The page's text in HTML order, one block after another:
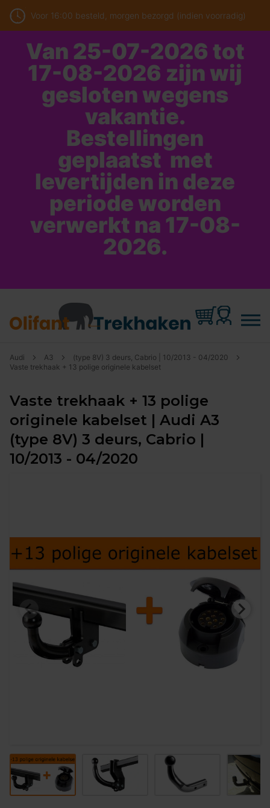
Voor 16:00 besteld, morgen bezorgd (indien voorradig)
Van 25-07-2026 tot
17-08-2026 zijn wij
gesloten wegens
vakantie.
Bestellingen
geplaatst met
levertijden in deze
periode worden
verwerkt na 17-08-
2026.
Audi A3
(type 8V) 3 deurs, Cabrio | 10/2013 - 04/2020
Vaste trekhaak + 13 polige originele kabelset
Vaste trekhaak + 13 polige
originele kabelset | Audi A3
(type 8V) 3 deurs, Cabrio |
10/2013 - 04/2020